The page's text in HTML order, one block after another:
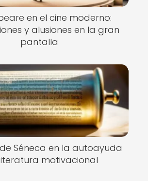
en el cine moderno:
y alusiones en la gran
pantalla
Séneca en la autoayuda
motivacional